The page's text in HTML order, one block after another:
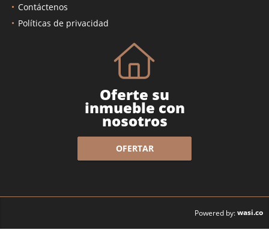
Contáctenos
Políticas de privacidad
Oferte su
inmueble con
nosotros
OFERTAR
Powered by:wasi.co